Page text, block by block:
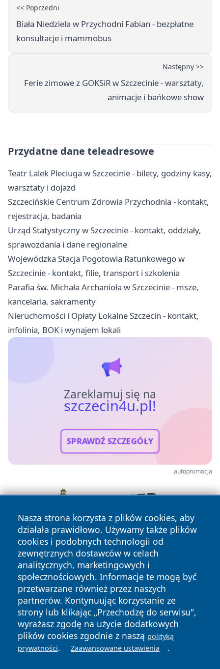
<< Poprzedni
Biała Niedziela w Przychodni Fabian - bezpłatne
konsultacje i mammobus
Następny >>
Ferie zimowe z GOKSiR w Szczecinie - warsztaty,
animacje i bańkowe show
Przydatne dane teleadresowe
Teatr Lalek Pleciuga w Szczecinie - bilety, godziny kasy,
warsztaty i dojazd
Szczecińskie Centrum Zdrowia Przychodnia - kontakt,
rejestracja, badania
Urząd Statystyczny w Szczecinie - kontakt, oddziały,
sprawozdania i dane regionalne
Wojewódzka Stacja Pogotowia Ratunkowego w
Szczecinie - kontakt, filie, transport i szkolenia
Parafia św. Michała Archanioła w Szczecinie - msze,
kancelaria, sakramenty
Nieruchomości i Opłaty Lokalne Szczecin - kontakt,
infolinia, BOK i wynajem lokali
Zareklamuj się na
szczecin4u.pl!
SPRAWDŹ SZCZEGÓŁY
autopromocja
Nasza strona korzysta z plików cookies, aby
działała prawidłowo. Używamy także plików
cookies i podobnych technologii od
zewnętrznych dostawców w celach
analitycznych, marketingowych i
społecznościowych. Informacje te mogą być
przetwarzane również przez naszych
partnerów. Kontynuując korzystanie ze
strony lub klikając „Przechodzę do serwisu",
wyrażasz zgodę na użycie dodatkowych
plików cookies zgodnie z naszą polityką
prywatności. Zaawansowane ustawienia .
Copyright © 2026 szczecin4u.pl Wszystkie prawa zastrzeżone.
News Autorzy
Polityka
Prywatności
Polityka
Cookies